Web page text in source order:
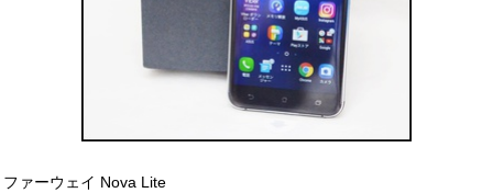
ファーウェイ Nova Lite